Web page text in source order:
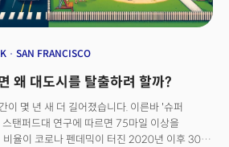
SAN FRANCISCO
왜 대도시를 탈출하려 할까?
이 몇 년 새 더 길어졌습니다. 이른바 '슈퍼
탠퍼드대 연구에 따르면 75마일 이상을
비율이 코로나 펜데믹이 터진 2020년 이후 30%